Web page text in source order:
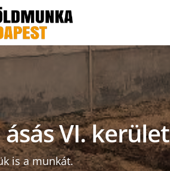
VI. kerület
is a munkát.